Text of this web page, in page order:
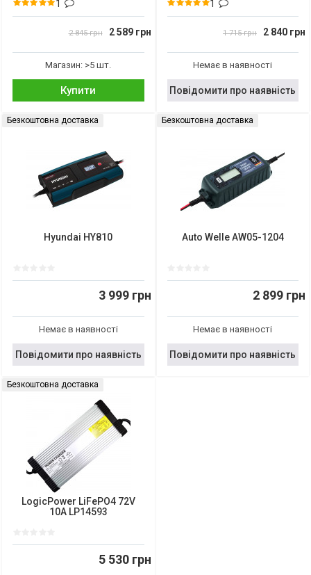
1
2 845 грн 2 589 грн
Магазин: >5 шт.
Купити
1
1 715 грн 2 840 грн
Немає в наявності
Повідомити про наявність
Безкоштовна доставка
Hyundai HY810
3 999 грн
Немає в наявності
Повідомити про наявність
Безкоштовна доставка
Auto Welle AW05-1204
2 899 грн
Немає в наявності
Повідомити про наявність
Безкоштовна доставка
LogicPower LiFePO4 72V
10A LP14593
5 530 грн